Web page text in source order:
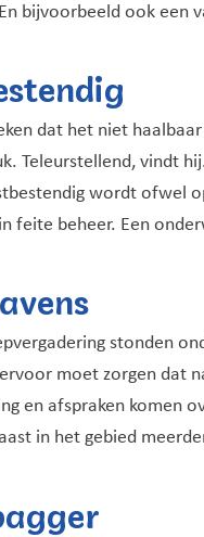
bijvoorbeeld ook een
dat het niet
Teleurstellend, vindt
wordt ofwel
feite beheer. Een
stonden
moet zorgen dat
en afspraken komen
in het gebied